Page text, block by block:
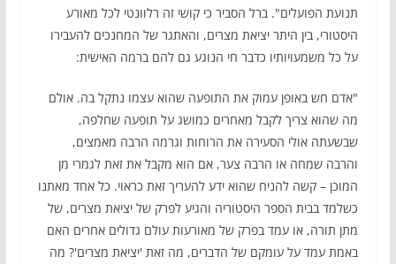
תנועת הפועלים". ברל הסביר כי קושי זה רלוונטי לכל מאורע
היסטורי, בין היתר יציאת מצרים, והאתגר של המחנכים להעבירו
על כל משמעויותיו כדבר חי הנוגע גם להם ברמה האישית:
"אדם חש באופן עמוק את התופעה שהוא עצמו נתקל בה. אולם
מה שהוא צריך לקבל מאחרים כמושג על תופעה שחלפה,
שבשעתה אולי הסעירה את הרוחות וגרמה הרבה מאמצים,
והרבה שמחה או הרבה צער, אם הוא מקבל את זאת לגמרי מן
המוכן – קשה להניח שהוא ידע להעריך זאת כראוי. כל אחד מאתנו
כשלמד בבית הספר היסטוריה והגיע לפרק של יציאת מצרים, של
מתן תורה, או עמד בפרק של מאורעות עולם גדולים אחרים האם
באמת עמד על עומקם של הדברים, מה זאת 'יציאת מצרים'? מה